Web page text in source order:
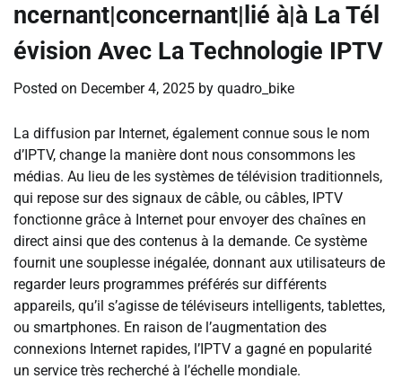
ncernant|concernant|lié à|à La Tél
évision Avec La Technologie IPTV
Posted on December 4, 2025 by quadro_bike
La diffusion par Internet, également connue sous le nom
d’IPTV, change la manière dont nous consommons les
médias. Au lieu de les systèmes de télévision traditionnels,
qui repose sur des signaux de câble, ou câbles, IPTV
fonctionne grâce à Internet pour envoyer des chaînes en
direct ainsi que des contenus à la demande. Ce système
fournit une souplesse inégalée, donnant aux utilisateurs de
regarder leurs programmes préférés sur différents
appareils, qu’il s’agisse de téléviseurs intelligents, tablettes,
ou smartphones. En raison de l’augmentation des
connexions Internet rapides, l’IPTV a gagné en popularité
un service très recherché à l’échelle mondiale.